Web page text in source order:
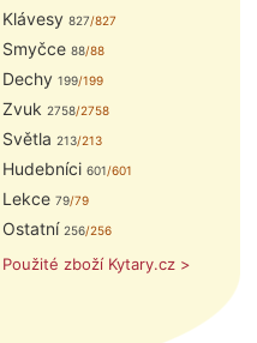
Klávesy 827/827
Smyčce 88/88
Dechy 199/199
Zvuk 2758/2758
Světla 213/213
Hudebníci 601/601
Lekce 79/79
Ostatní 256/256
Použité zboží Kytary.cz >